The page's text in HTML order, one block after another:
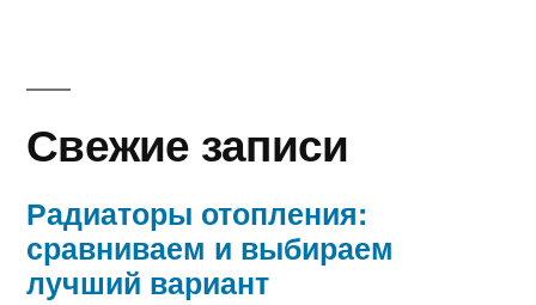
Свежие записи
Радиаторы отопления:
сравниваем и выбираем
лучший вариант